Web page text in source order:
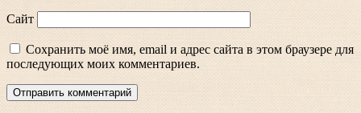
Сайт
Сохранить моё имя, email и адрес сайта в этом браузере для
последующих моих комментариев.